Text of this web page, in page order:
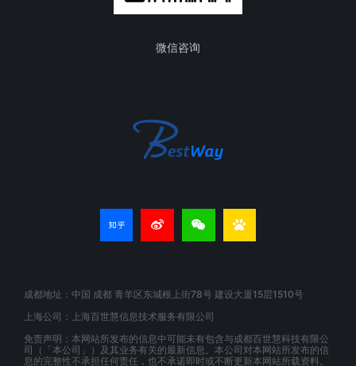
微信咨询
成都地址：中国 成都 青羊区东城根上街78号 建设大厦15层1510号
上海公司：上海百世慧信息技术服务有限公司
免责声明：本网站所发布的信息中可能未有包含与成都百世慧科技有限公
司（「本公司」）及其业务有关的最新信息。本公司对本网站所发布的信
息的完整性不承担任何责任，也不承诺即时或不断更新本网站所载资料。